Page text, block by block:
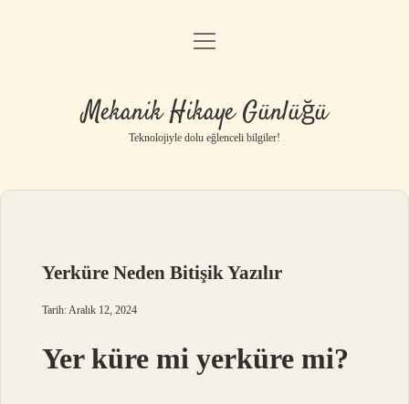
Anasayfa
Yasal Uyarı
menüyü
Mekanik Hikaye Günlüğü
Teknolojiyle dolu eğlenceli bilgiler!
Yerküre Neden Bitişik Yazılır
Tarih: Aralık 12, 2024
Yer küre mi yerküre mi?